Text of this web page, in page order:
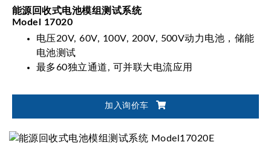
能源回收式电池模组测试系统
Model 17020
电压20V, 60V, 100V, 200V, 500V动力电池，储能
电池测试
最多60独立通道, 可并联大电流应用
加入询价车